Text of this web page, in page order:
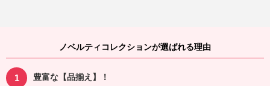
ノベルティコレクションが選ばれる理由
豊富な【品揃え】！